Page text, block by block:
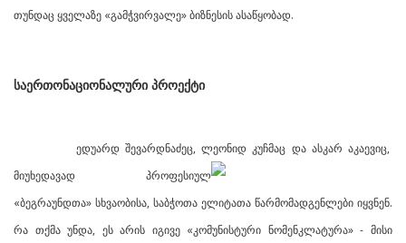
თუნდაც ყველაზე «გამჭვირვალე» ბიზნესის ასაწყობად.
საერთონაციონალური პროექტი
ედუარდ შევარდნაძეც, ლეონიდ კუჩმაც და ასკარ აკაევიც,
მიუხედავად პროფესიულ
«ბეგრაუნდთა» სხვაობისა, საბჭოთა ელიტათა წარმომადგენლები იყვნენ.
რა თქმა უნდა, ეს არის იგივე «კომუნისტური ნომენკლატურა» - მისი